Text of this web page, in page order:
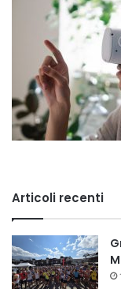
Articoli recenti